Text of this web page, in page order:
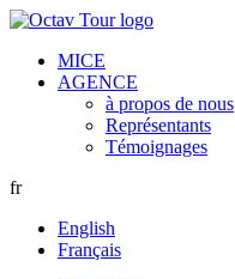
MICE
AGENCE
à propos de nous
Représentants
Témoignages
fr
English
Français